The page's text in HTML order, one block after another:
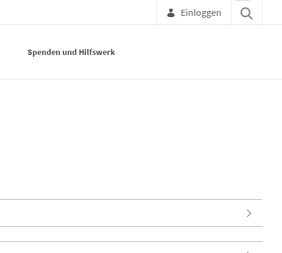
Einloggen
Spenden und Hilfswerk